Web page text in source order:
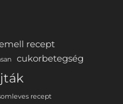
recept
cukorbetegség
recept